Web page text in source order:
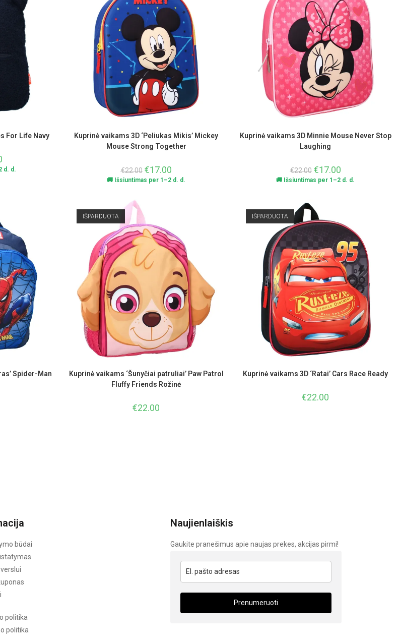
For Life Navy
d. d.
Kuprinė vaikams 3D ‘Peliukas Mikis’ Mickey
Mouse Strong Together
€22.00 €17.00
🚚 Išsiuntimas per 1–2 d. d.
Kuprinė vaikams 3D Minnie Mouse Never Stop
Laughing
€22.00 €17.00
🚚 Išsiuntimas per 1–2 d. d.
Spider-Man
IŠPARDUOTA
Kuprinė vaikams ‘Šunyčiai patruliai’ Paw Patrol
Fluffy Friends Rožinė
€22.00
IŠPARDUOTA
Kuprinė vaikams 3D ‘Ratai’ Cars Race Ready
€22.00
būdai
politika
politika
Naujienlaiškis
Gaukite pranešimus apie naujas prekes, akcijas pirmi!
Prenumeruoti